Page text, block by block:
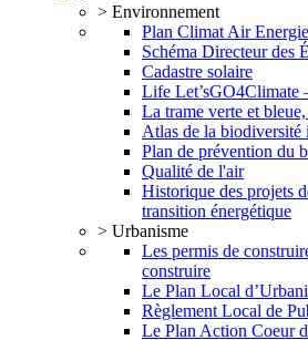
> Environnement
Plan Climat Air
Schéma Directeur des
Cadastre solaire
Life Let’sGO4Climate
La trame verte et
Atlas de la biodiversité
Plan de prévention du
Qualité de l'air
Historique des projets
transition énergétique
> Urbanisme
Les permis de
construire
Le Plan Local
Règlement Local de
Le Plan Action Coeur